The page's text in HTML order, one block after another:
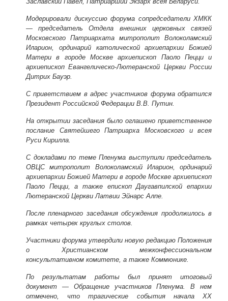
Модерировали дискуссию форума сопредседатели ХМКК
— председатель Отдела внешних церковных связей
Московского Патриархата митрополит Волоколамский
Иларион, ординарий католической архиепархии Божией
Матери в городе Москве архиепископ Паоло Пецци и
архиепископ Евангелическо-Лютеранской Церкви России
Дитрих Бауэр.
C приветствием в адрес участников форума обратился
Президент Российской Федерации В.В. Путин.
На открытии заседания было оглашено приветственное
послание Святейшего Патриарха Московского и всея
Руси Кирилла.
С докладами по теме Пленума выступили председатель
ОВЦС митрополит Волоколамский Иларион, ординарий
архиепархии Божией Матери в городе Москве архиепископ
Паоло Пецци, а также епископ Даугавпилской епархии
Лютеранской Церкви Латвии Эйнарс Алпе.
После пленарного заседания обсуждения продолжилось в
рамках четырех круглых столов.
Участники форума утвердили новую редакцию Положения
о Христианском межконфессиональном
консультативном комитете, а также Коммюнике.
По результатам работы был принят итоговый
документ — Обращение участников Пленума. В нем
отмечено, что трагические события начала XX